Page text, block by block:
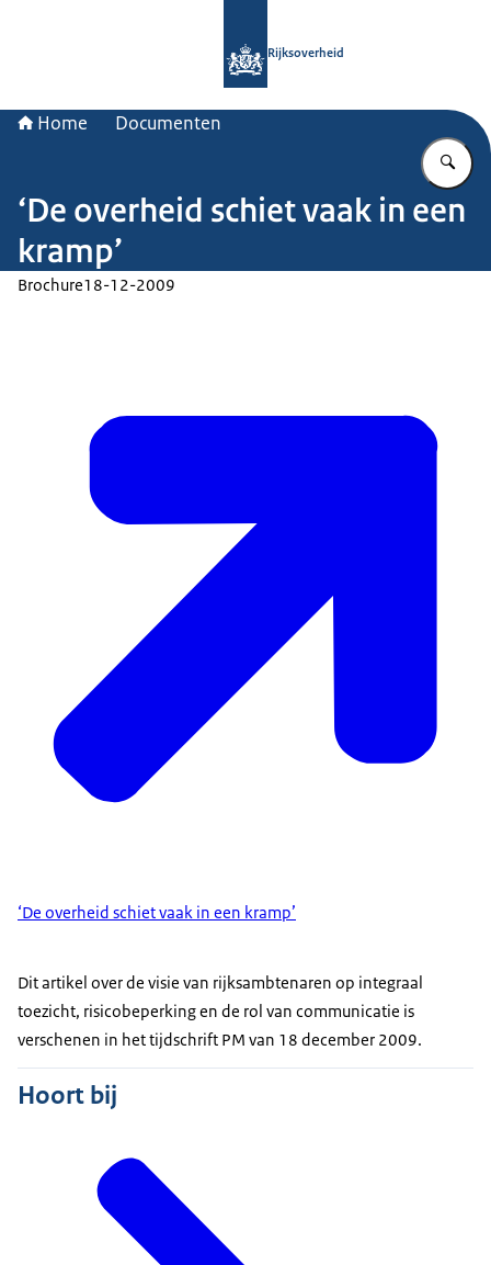
Rijksoverheid
Home Documenten
‘De overheid schiet vaak in een
kramp’
Brochure18-12-2009
‘De overheid schiet vaak in een kramp’
Dit artikel over de visie van rijksambtenaren op integraal
toezicht, risicobeperking en de rol van communicatie is
verschenen in het tijdschrift PM van 18 december 2009.
Hoort bij